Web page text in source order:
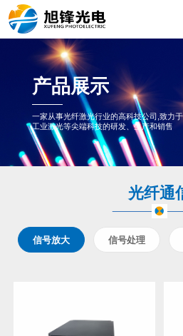
产品展示
一家从事光纤激光行业的高科技公司,致力
工业激光等尖端科技的研发、生产和销售
光纤通
信号放大 信号处理